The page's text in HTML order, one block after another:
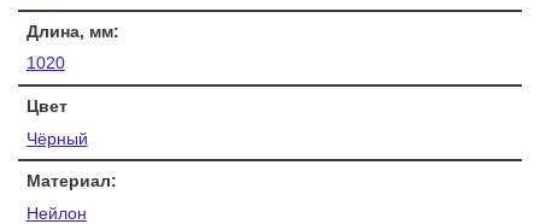
Длина, мм:
1020
Цвет
Чёрный
Материал:
Нейлон